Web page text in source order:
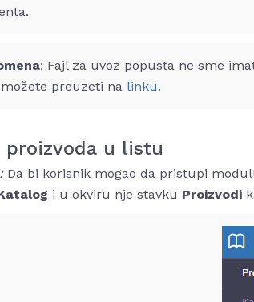
: Fajl za uvoz popusta ne sme
preuzeti na linku.
proizvoda u listu
Da bi korisnik mogao da pristupi
i u okviru nje stavku Proizvodi